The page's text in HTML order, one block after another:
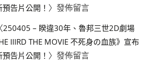
告片公開！ 〉發佈留言
250405 – 睽違30年、魯邦三世2D劇場
IIIRD THE MOVIE 不死身の血族》宣布
告片公開！ 〉發佈留言